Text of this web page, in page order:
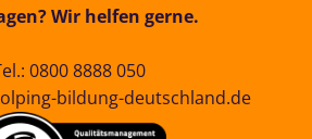
Wir helfen gerne.
0800 8888 050
bildung-deutschland.de